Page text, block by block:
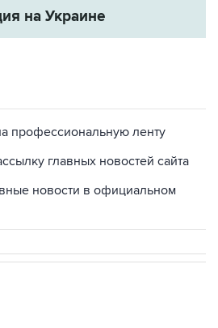
на Украине
профессиональную ленту
главных новостей сайта
новости в официальном